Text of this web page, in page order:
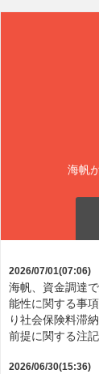
海帆
2026/07/01(07:06)
海帆、資金調達
能性に関する事
り社会保険料滞
前提に関する注
2026/06/30(15:36)